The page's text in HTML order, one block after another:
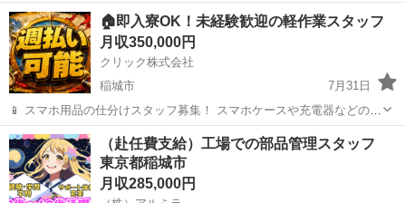
🏠即入寮OK！未経験歓迎の軽作業スタッフ
月収350,000円
クリック株式会社
稲城市
7月31日
📱 スマホ用品の仕分けスタッフ募集！ スマホケースや充電器などの仕
分け・検品を行うシンプルなお仕事です♪
━━━━━━━━━━━━━━━━ 📲 ご応募はこちら（24時間受付
中） https://lin.ee/...
東京 稲城市 工場 未経験
（赴任費支給）工場での部品管理スタッフ
東京都稲城市
月収285,000円